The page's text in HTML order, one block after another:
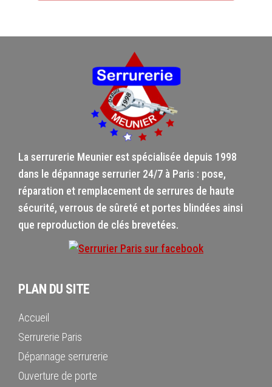
La serrurerie Meunier est spécialisée depuis 1998
dans le dépannage serrurier 24/7 à Paris : pose,
réparation et remplacement de serrures de haute
sécurité, verrous de sûreté et portes blindées ainsi
que reproduction de clés brevetées.
PLAN DU SITE
Accueil
Serrurerie Paris
Dépannage serrurerie
Ouverture de porte